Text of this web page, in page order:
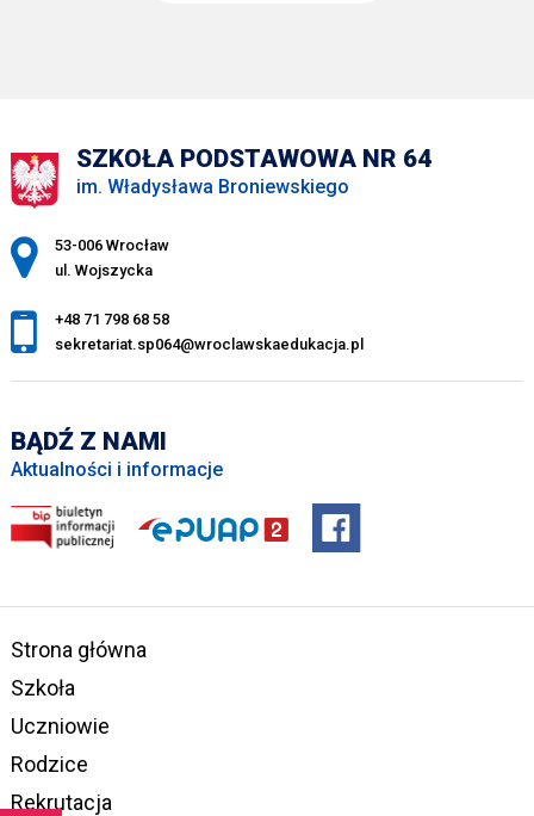
SZKOŁA PODSTAWOWA NR 64
im. Władysława Broniewskiego
Adres pocztowy:
53-006 Wrocław
ul. Wojszycka
+48 71 798 68 58
sekretariat.sp064@wroclawskaedukacja.pl
BĄDŹ Z NAMI
Aktualności i informacje
Strona główna
Szkoła
Uczniowie
Rodzice
Rekrutacja